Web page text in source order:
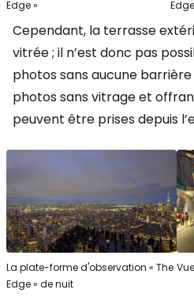
Edge »
Cependant, la terrasse
vitrée ; il n’est donc pas
photos sans aucune barrière
photos sans vitrage et
peuvent être prises depuis
La plate-forme d'observation « The
Edge » de nuit